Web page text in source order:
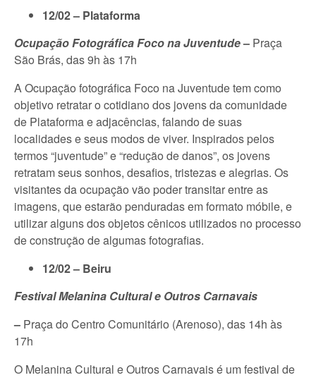
12/02 – Plataforma
Ocupação Fotográfica Foco na Juventude– Praça
São Brás, das 9h às 17h
A Ocupação fotográfica Foco na Juventude tem como
objetivo retratar o cotidiano dos jovens da comunidade
de Plataforma e adjacências, falando de suas
localidades e seus modos de viver. Inspirados pelos
termos “juventude” e “redução de danos”, os jovens
retratam seus sonhos, desafios, tristezas e alegrias. Os
visitantes da ocupação vão poder transitar entre as
imagens, que estarão penduradas em formato móbile, e
utilizar alguns dos objetos cênicos utilizados no processo
de construção de algumas fotografias.
12/02 – Beiru
Festival Melanina Cultural e Outros Carnavais
– Praça do Centro Comunitário (Arenoso), das 14h às
17h
O Melanina Cultural e Outros Carnavais é um festival de